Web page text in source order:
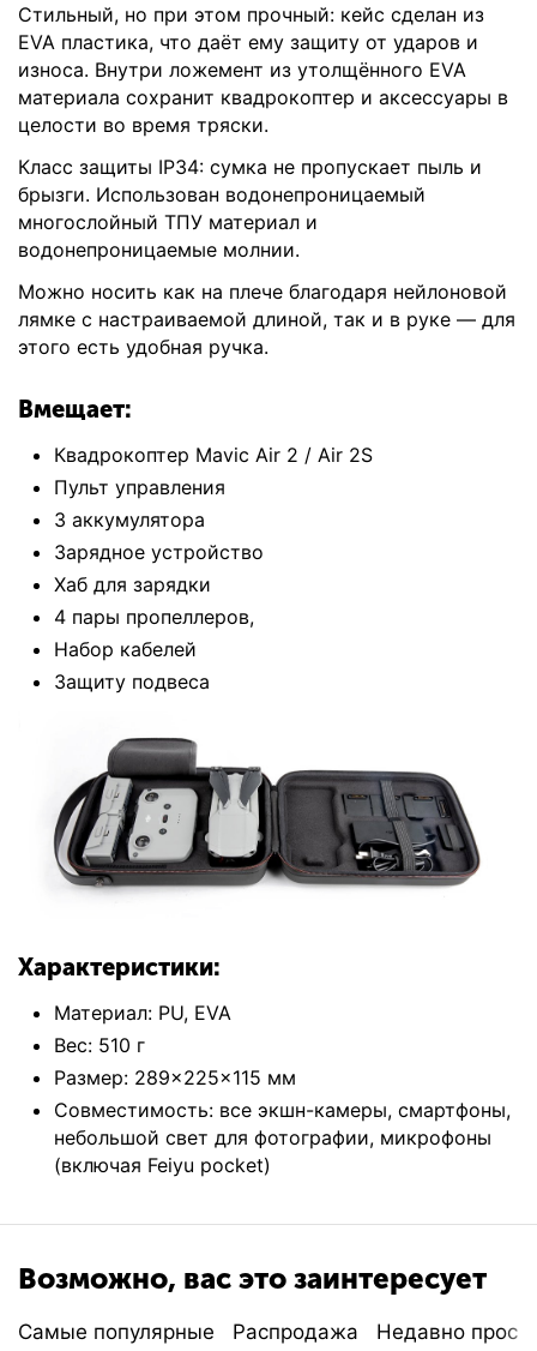
Стильный, но при этом прочный: кейс сделан из
EVA пластика, что даёт ему защиту от ударов и
износа. Внутри ложемент из утолщённого EVA
материала сохранит квадрокоптер и аксессуары в
целости во время тряски.
Класс защиты IP34: сумка не пропускает пыль и
брызги. Использован водонепроницаемый
многослойный ТПУ материал и
водонепроницаемые молнии.
Можно носить как на плече благодаря нейлоновой
лямке с настраиваемой длиной, так и в руке — для
этого есть удобная ручка.
Вмещает:
Квадрокоптер Mavic Air 2 / Air 2S
Пульт управления
3 аккумулятора
Зарядное устройство
Хаб для зарядки
4 пары пропеллеров,
Набор кабелей
Защиту подвеса
Характеристики:
Материал: PU, EVA
Вес: 510 г
Размер: 289×225×115 мм
Совместимость: все экшн-камеры, смартфоны,
небольшой свет для фотографии, микрофоны
(включая Feiyu pocket)
Возможно, вас это заинтересует
Самые популярные Распродажа Недавно